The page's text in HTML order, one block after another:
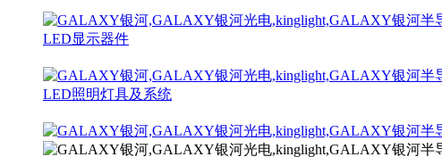
LED显示器件
LED照明灯具及系统